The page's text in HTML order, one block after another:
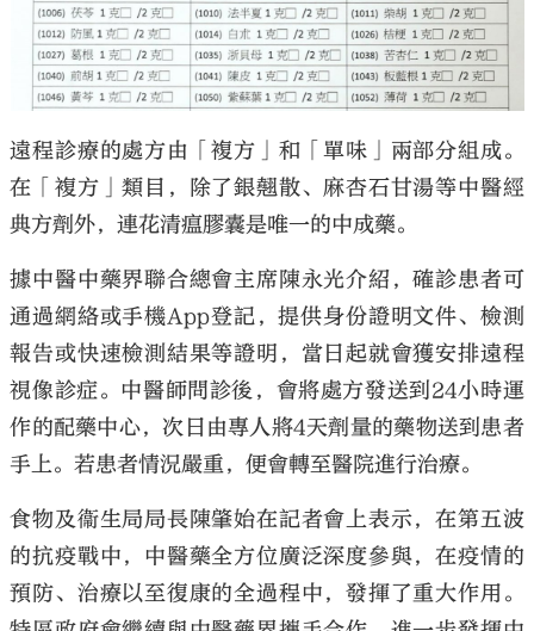
遠程診療的處方由「複方」和「單味」兩部分組成。
在「複方」類目，除了銀翹散、麻杏石甘湯等中醫經
典方劑外，連花清瘟膠囊是唯一的中成藥。
據中醫中藥界聯合總會主席陳永光介紹，確診患者可
通過網絡或手機App登記，提供身份證明文件、檢測
報告或快速檢測結果等證明，當日起就會獲安排遠程
視像診症。中醫師問診後，會將處方發送到24小時運
作的配藥中心，次日由專人將4天劑量的藥物送到患者
手上。若患者情況嚴重，便會轉至醫院進行治療。
食物及衞生局局長陳肇始在記者會上表示，在第五波
的抗疫戰中，中醫藥全方位廣泛深度參與，在疫情的
預防、治療以至復康的全過程中，發揮了重大作用。